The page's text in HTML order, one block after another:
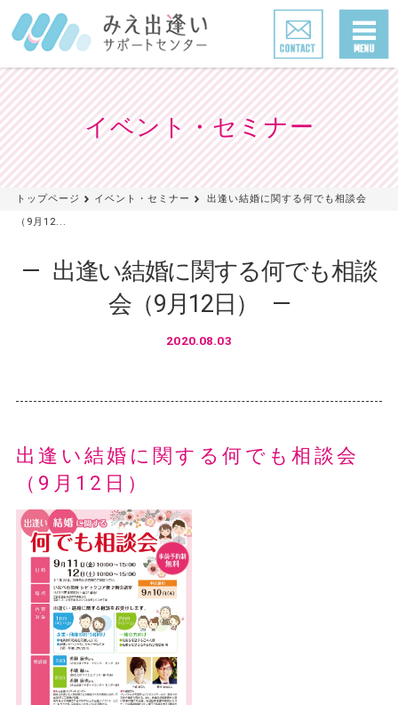
イベント・セミナー
トップページ イベント・セミナー
出逢い結婚に関する何でも相談会
（9月12...
出逢い結婚に関する何でも相談
会（9月12日）
2020.08.03
出逢い結婚に関する何でも相談会
（9月12日）